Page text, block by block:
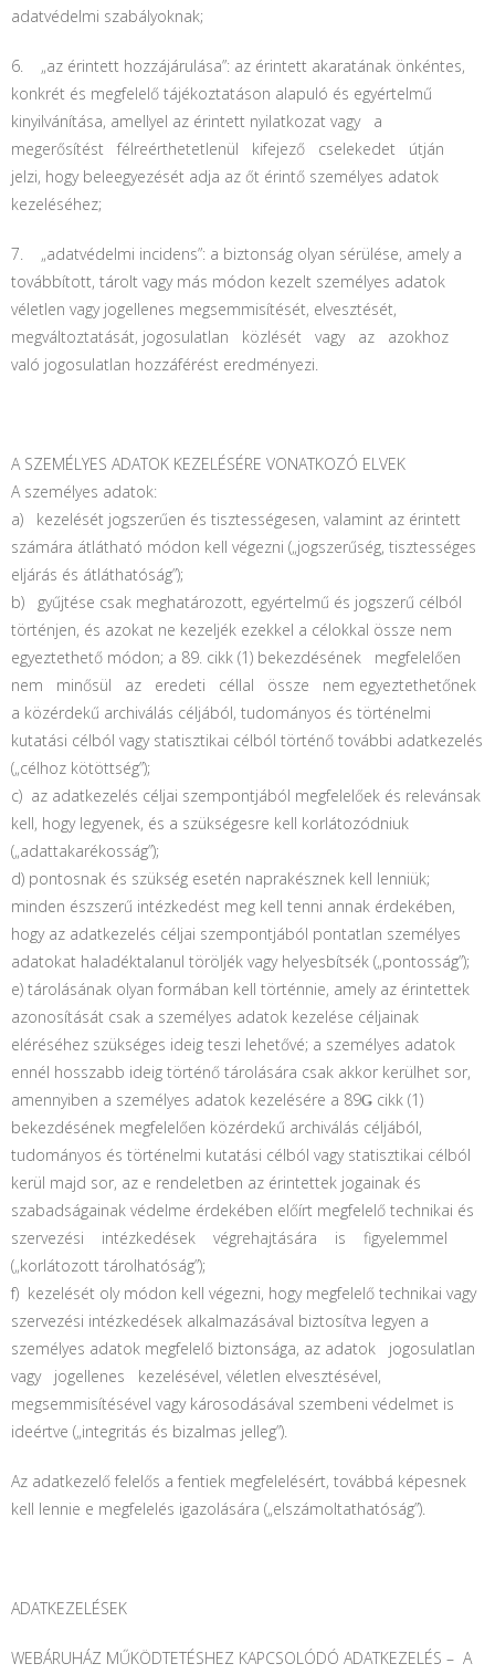
adatvédelmi szabályoknak;
6. „az érintett hozzájárulása”: az érintett akaratának önkéntes,
konkrét és megfelelő tájékoztatáson alapuló és egyértelmű
kinyilvánítása, amellyel az érintett nyilatkozat vagy a
megerősítést félreérthetetlenül kifejező cselekedet útján
jelzi, hogy beleegyezését adja az őt érintő személyes adatok
kezeléséhez;
7. „adatvédelmi incidens”: a biztonság olyan sérülése, amely a
továbbított, tárolt vagy más módon kezelt személyes adatok
véletlen vagy jogellenes megsemmisítését, elvesztését,
megváltoztatását, jogosulatlan közlését vagy az azokhoz
való jogosulatlan hozzáférést eredményezi.
A SZEMÉLYES ADATOK KEZELÉSÉRE VONATKOZÓ ELVEK
A személyes adatok:
a) kezelését jogszerűen és tisztességesen, valamint az érintett
számára átlátható módon kell végezni („jogszerűség, tisztességes
eljárás és átláthatóság”);
b) gyűjtése csak meghatározott, egyértelmű és jogszerű célból
történjen, és azokat ne kezeljék ezekkel a célokkal össze nem
egyeztethető módon; a 89. cikk (1) bekezdésének megfelelően
nem minősül az eredeti céllal össze nem egyeztethetőnek
a közérdekű archiválás céljából, tudományos és történelmi
kutatási célból vagy statisztikai célból történő további adatkezelés
(„célhoz kötöttség”);
c) az adatkezelés céljai szempontjából megfelelőek és relevánsak
kell, hogy legyenek, és a szükségesre kell korlátozódniuk
(„adattakarékosság”);
d) pontosnak és szükség esetén naprakésznek kell lenniük;
minden észszerű intézkedést meg kell tenni annak érdekében,
hogy az adatkezelés céljai szempontjából pontatlan személyes
adatokat haladéktalanul töröljék vagy helyesbítsék („pontosság”);
e) tárolásának olyan formában kell történnie, amely az érintettek
azonosítását csak a személyes adatok kezelése céljainak
eléréséhez szükséges ideig teszi lehetővé; a személyes adatok
ennél hosszabb ideig történő tárolására csak akkor kerülhet sor,
amennyiben a személyes adatok kezelésére a 89Ǥ cikk (1)
bekezdésének megfelelően közérdekű archiválás céljából,
tudományos és történelmi kutatási célból vagy statisztikai célból
kerül majd sor, az e rendeletben az érintettek jogainak és
szabadságainak védelme érdekében előírt megfelelő technikai és
szervezési intézkedések végrehajtására is figyelemmel
(„korlátozott tárolhatóság”);
f) kezelését oly módon kell végezni, hogy megfelelő technikai vagy
szervezési intézkedések alkalmazásával biztosítva legyen a
személyes adatok megfelelő biztonsága, az adatok jogosulatlan
vagy jogellenes kezelésével, véletlen elvesztésével,
megsemmisítésével vagy károsodásával szembeni védelmet is
ideértve („integritás és bizalmas jelleg”).
Az adatkezelő felelős a fentiek megfelelésért, továbbá képesnek
kell lennie e megfelelés igazolására („elszámoltathatóság”).
ADATKEZELÉSEK
WEBÁRUHÁZ MŰKÖDTETÉSHEZ KAPCSOLÓDÓ ADATKEZELÉS – A